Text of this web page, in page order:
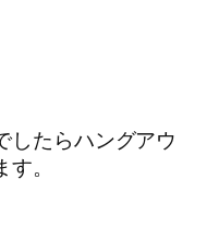
したらハングアウ
。